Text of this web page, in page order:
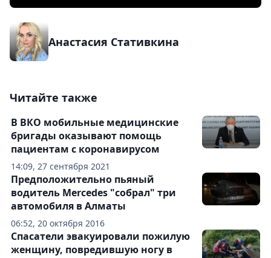
Анастасия Стативкина
Читайте также
14:09, 27 сентября 2021
В ВКО мобильные медицинские
бригады оказывают помощь
пациентам с коронавирусом
06:52, 20 октября 2016
Предположительно пьяный
водитель Mercedes "собрал" три
автомобиля в Алматы
Спасатели эвакуировали пожилую
женщину, повредившую ногу в